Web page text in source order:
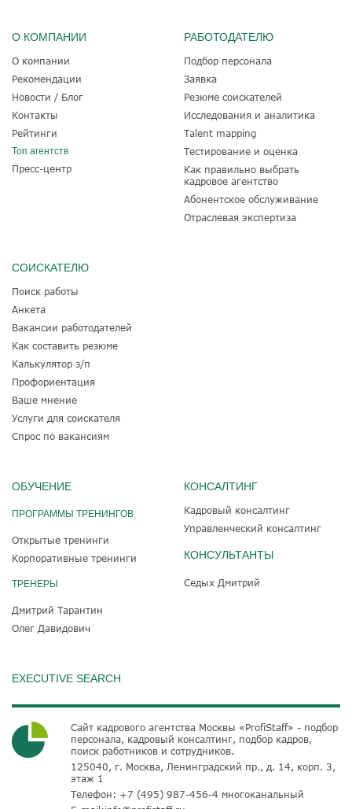
О КОМПАНИИ
О компании
Рекомендации
Новости / Блог
Контакты
Рейтинги
Топ агентств
Пресс-центр
РАБОТОДАТЕЛЮ
Подбор персонала
Заявка
Резюме соискателей
Исследования и аналитика
Talent mapping
Тестирование и оценка
Как правильно выбрать
кадровое агентство
Абонентское обслуживание
Отраслевая экспертиза
СОИСКАТЕЛЮ
Поиск работы
Анкета
Вакансии работодателей
Как составить резюме
Калькулятор з/п
Профориентация
Ваше мнение
Услуги для соискателя
Спрос по вакансиям
ОБУЧЕНИЕ
ПРОГРАММЫ ТРЕНИНГОВ
Открытые тренинги
Корпоративные тренинги
ТРЕНЕРЫ
Дмитрий Тарантин
Олег Давидович
КОНСАЛТИНГ
Кадровый консалтинг
Управленческий консалтинг
КОНСУЛЬТАНТЫ
Седых Дмитрий
EXECUTIVE SEARCH
Сайт кадрового агентства Москвы «ProfiStaff» - подбор
персонала, кадровый консалтинг, подбор кадров,
поиск работников и сотрудников.
125040, г. Москва, Ленинградский пр., д. 14, корп. 3,
этаж 1
Телефон: +7 (495) 987-456-4 многоканальный